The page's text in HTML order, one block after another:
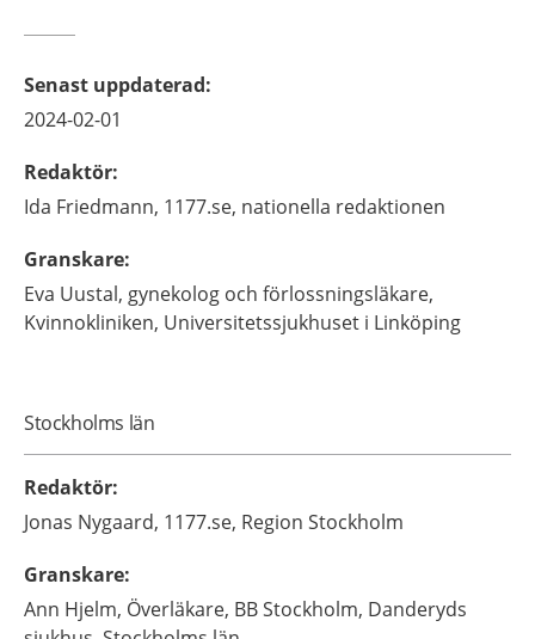
Senast uppdaterad:
2024-02-01
Redaktör:
Ida Friedmann, 1177.se, nationella redaktionen
Granskare:
Eva Uustal, gynekolog och förlossningsläkare,
Kvinnokliniken, Universitetssjukhuset i Linköping
Stockholms län
Redaktör:
Jonas Nygaard, 1177.se, Region Stockholm
Granskare:
Ann Hjelm, Överläkare, BB Stockholm, Danderyds